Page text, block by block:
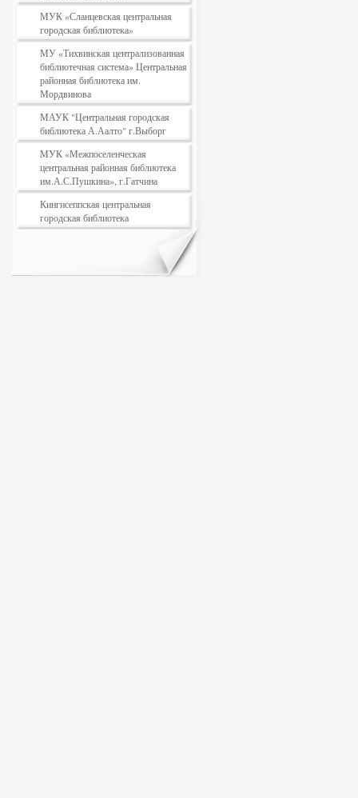
МУК «Сланцевская центральная
городская библиотека»
МУ «Тихвинская централизованная
библиотечная система» Центральная
районная библиотека им.
Мордвинова
МАУК "Центральная городская
библиотека А.Аалто" г.Выборг
МУК «Межпоселенческая
центральная районная библиотека
им.А.С.Пушкина», г.Гатчина
Кингисеппская центральная
городская библиотека